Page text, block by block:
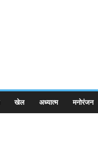
खेल अध्यात्म मनोरंजन